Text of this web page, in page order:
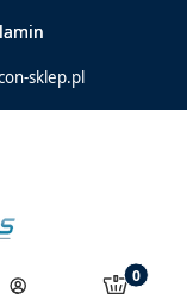
sklep.pl
Zaloguj się Produkty
Koszyk